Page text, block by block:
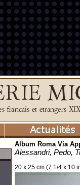
Album Roma Via
Alessandri, Pedo,
20 x 25 cm (7 1/4 x 10